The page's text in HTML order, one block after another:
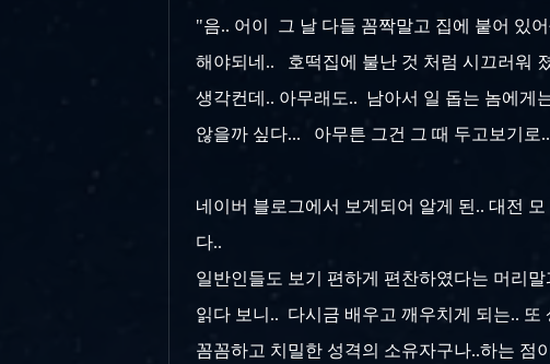
"음.. 어이 그 날 다들 꼼짝말고 집에 붙어 있
해야되네.. 호떡집에 불난 것 처럼 시끄러워
생각컨데.. 아무래도.. 남아서 일 돕는 놈에게
않을까 싶다... 아무튼 그건 그 때 두고보기로
네이버 블로그에서 보게되어 알게 된.. 대전
다..
일반인들도 보기 편하게 편찬하였다는 머리
읽다 보니.. 다시금 배우고 깨우치게 되는..
꼼꼼하고 치밀한 성격의 소유자구나..하는